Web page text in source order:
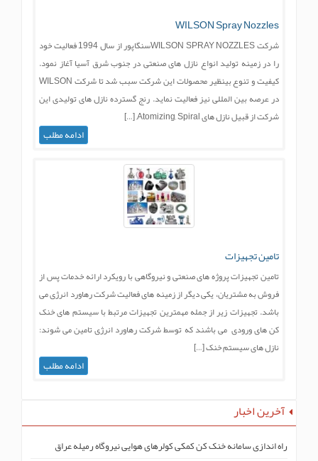
WILSON Spray Nozzles
شرکت WILSON SPRAY NOZZLESسنگاپور از سال 1994 فعالیت خود
را در زمینه تولید انواع نازل های صنعتی در جنوب شرق آسیا آغاز نمود.
کیفیت و تنوع بینظیر محصولات این شرکت سبب شد تا شرکت WILSON
در عرصه بین المللی نیز فعالیت نماید. رنج گسترده نازل های تولیدی این
شرکت از قبیل نازل های Atomizing, Spiral, […]
ادامه مطلب
تامین تجهیزات
تامین تجهیزات پروژه های صنعتی و نیروگاهی با رویکرد ارائه خدمات پس از
فروش به مشتریان، یکی دیگر از زمینه های فعالیت شرکت رهاورد انرژی می
باشد. تجهیزات زیر از جمله مهمترین تجهیزات مرتبط با سیستم های خنک
کن های ورودی می باشند که توسط شرکت رهاورد انرژی تامین می شوند:
نازل های سیستم خنک […]
ادامه مطلب
آخرین اخبار
راه اندازی سامانه خنک کن کمکی کولرهای هوایی نیروگاه رمیله عراق